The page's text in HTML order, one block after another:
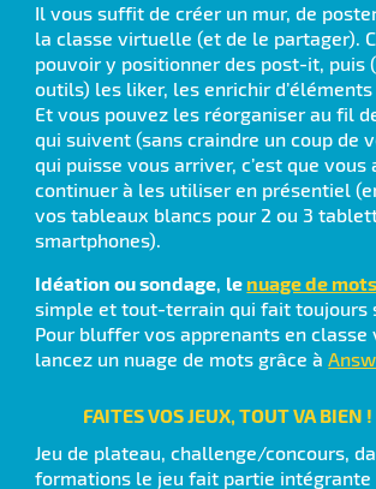
Il vous suffit de créer un mur, de
la classe virtuelle (et de le partager).
pouvoir y positionner des post-it, puis
outils) les liker, les enrichir
Et vous pouvez les réorganiser au fil
qui suivent (sans craindre un coup de
qui puisse vous arriver, c’est que vous
continuer à les utiliser en présentiel
vos tableaux blancs pour 2 ou 3
smartphones).
Idéation ou sondage, le nuage de mots
simple et tout-terrain qui fait toujours
Pour bluffer vos apprenants en
lancez un nuage de mots grâce à
FAITES VOS JEUX, TOUT VA BIEN !
Jeu de plateau, challenge/concours,
formations le jeu fait partie intégrante